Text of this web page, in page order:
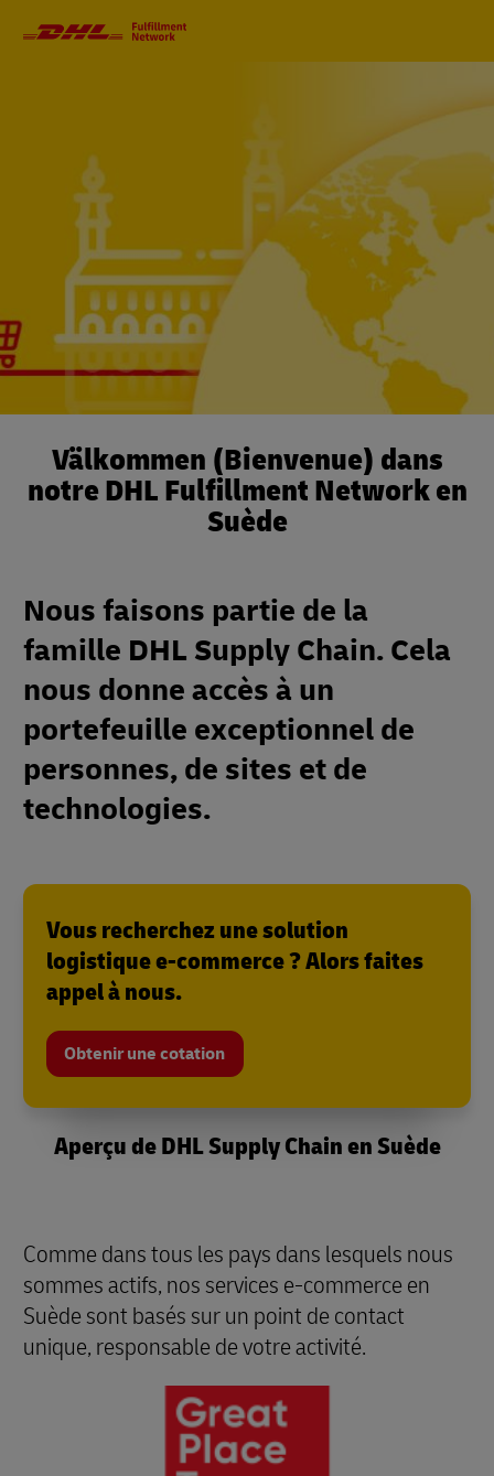
Välkommen (Bienvenue) dans
notre DHL Fulfillment Network en
Suède
Nous faisons partie de la
famille DHL Supply Chain. Cela
nous donne accès à un
portefeuille exceptionnel de
personnes, de sites et de
technologies.
Vous recherchez une solution
logistique e-commerce ? Alors faites
appel à nous.
Obtenir une cotation
Aperçu de DHL Supply Chain en Suède
Comme dans tous les pays dans lesquels nous
sommes actifs, nos services e-commerce en
Suède sont basés sur un point de contact
unique, responsable de votre activité.